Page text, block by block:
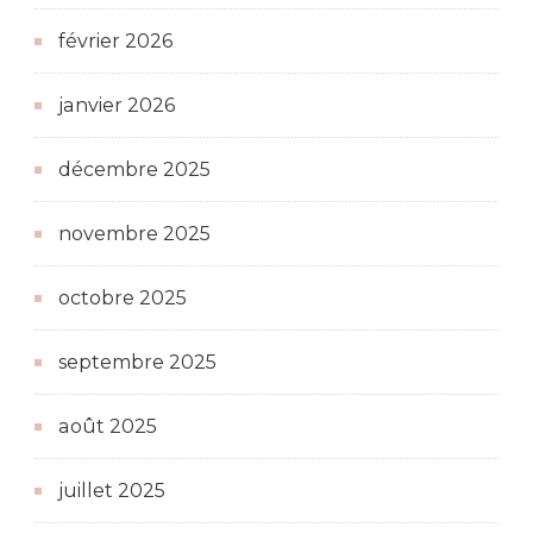
février 2026
janvier 2026
décembre 2025
novembre 2025
octobre 2025
septembre 2025
août 2025
juillet 2025